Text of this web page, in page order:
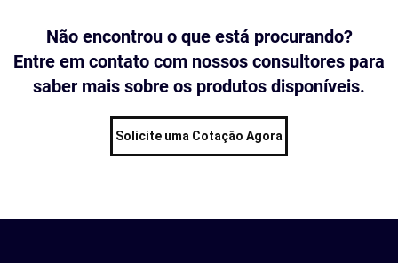
Não encontrou o que está procurando?
Entre em contato com nossos consultores para
saber mais sobre os produtos disponíveis.
Solicite uma Cotação Agora